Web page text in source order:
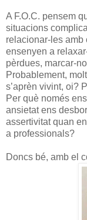
A F.O.C. pensem
situacions
relacionar-les amb
ensenyen a
pèrdues, marcar-
Probablement,
s’aprèn vivint, oi?
Per què només
ansietat ens
assertivitat quan
a professionals?
Doncs bé, amb el